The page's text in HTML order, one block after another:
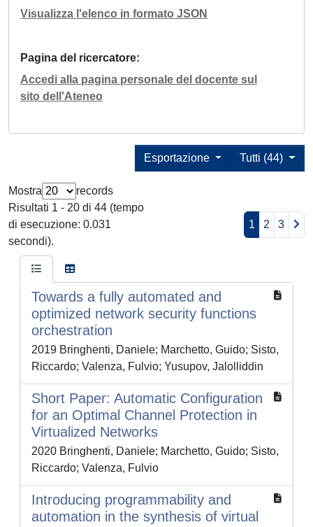
Visualizza l'elenco in formato JSON
Pagina del ricercatore
Accedi alla pagina personale del docente sul
sito dell'Ateneo
Tutti (44)
Esportazione
Mostra
records
Risultati 1 - 20 di 44 (tempo
di esecuzione: 0.031
secondi).
1 2 3
Towards a fully automated and
optimized network security functions
orchestration
2019 Bringhenti, Daniele; Marchetto, Guido; Sisto,
Riccardo; Valenza, Fulvio; Yusupov, Jalolliddin
Short Paper: Automatic Configuration
for an Optimal Channel Protection in
Virtualized Networks
2020 Bringhenti, Daniele; Marchetto, Guido; Sisto,
Riccardo; Valenza, Fulvio
Introducing programmability and
automation in the synthesis of virtual